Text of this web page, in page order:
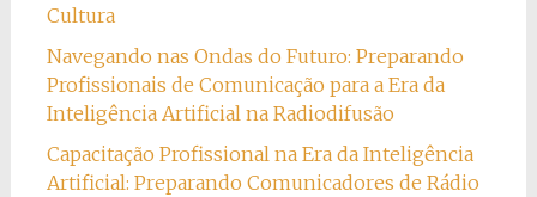
Cultura
Navegando nas Ondas do Futuro: Preparando
Profissionais de Comunicação para a Era da
Inteligência Artificial na Radiodifusão
Capacitação Profissional na Era da Inteligência
Artificial: Preparando Comunicadores de Rádio